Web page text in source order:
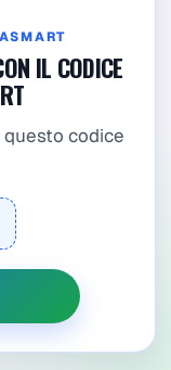
IL CODICE
codice